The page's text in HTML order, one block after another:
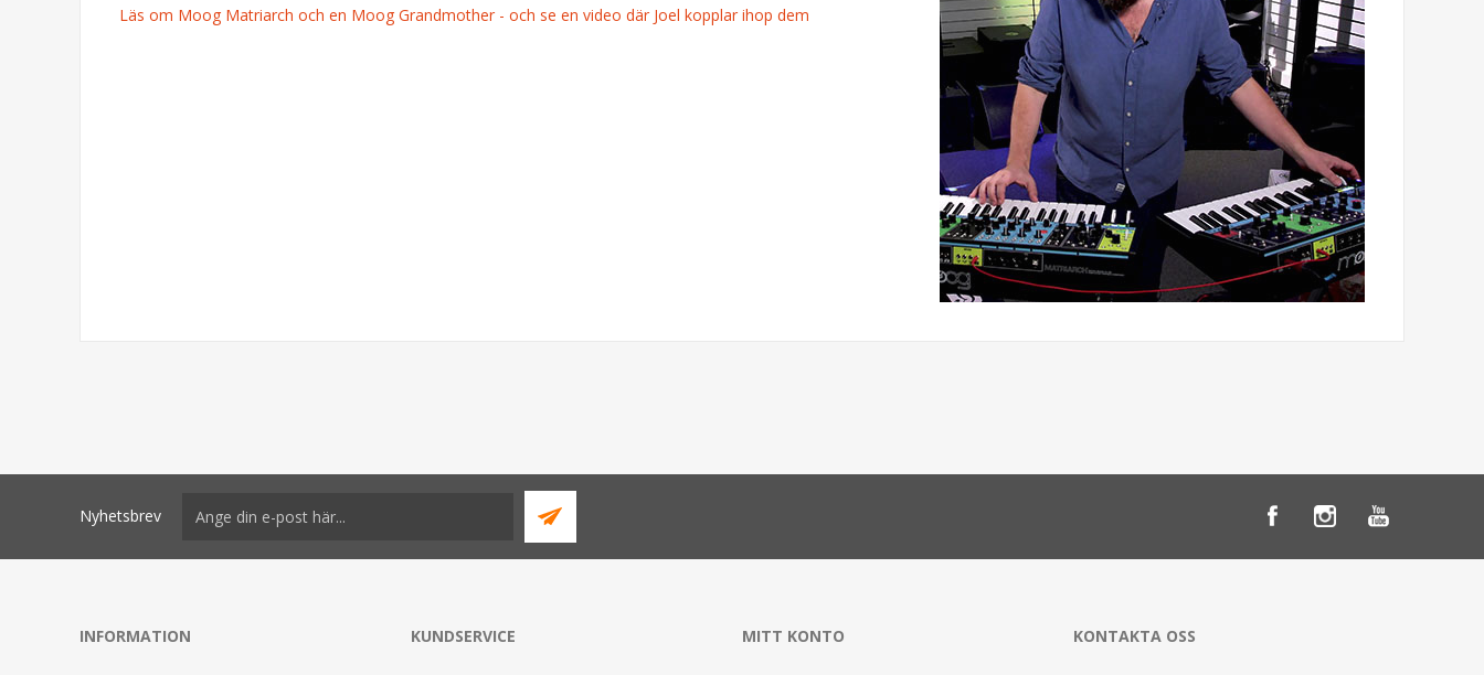
Läs om Moog Matriarch och en Moog Grandmother - och se en video där Joel kopplar ihop dem
Nyhetsbrev
INFORMATION KUNDSERVICE MITT KONTO KONTAKTA OSS